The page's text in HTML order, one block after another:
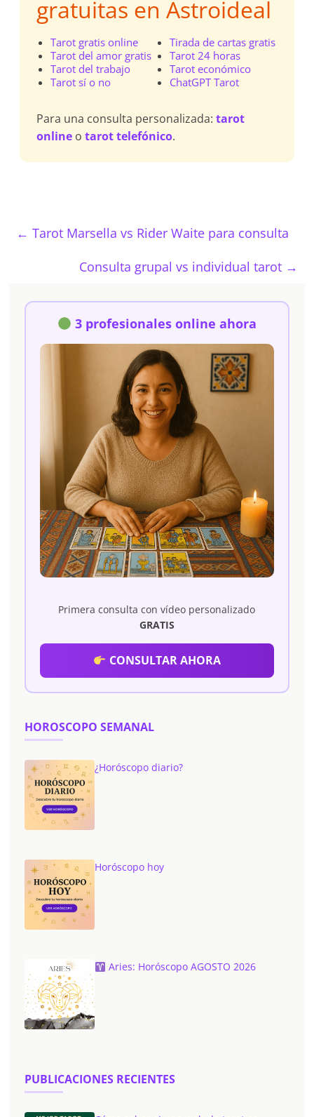
gratuitas en Astroideal
Tarot gratis online
Tarot del amor gratis
Tarot del trabajo
Tarot sí o no
Tirada de cartas gratis
Tarot 24 horas
Tarot económico
ChatGPT Tarot
Para una consulta personalizada:tarot
online otarot telefónico.
← Tarot Marsella vs Rider Waite para consulta
Consulta grupal vs individual tarot →
3 profesionales online ahora
Primera consulta con vídeo personalizado
GRATIS
CONSULTAR AHORA
HOROSCOPO SEMANAL
¿Horóscopo diario?
Horóscopo hoy
Aries: Horóscopo AGOSTO 2026
PUBLICACIONES RECIENTES